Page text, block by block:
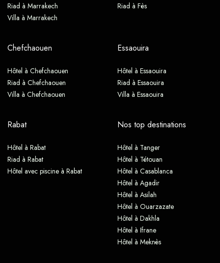
Riad à Marrakech
Villa à Marrakech
Riad à Fès
Chefchaouen
Hôtel à Chefchaouen
Riad à Chefchaouen
Villa à Chefchaouen
Essaouira
Hôtel à Essaouira
Riad à Essaouira
Villa à Essaouira
Rabat
Hôtel à Rabat
Riad à Rabat
Hôtel avec piscine à Rabat
Nos top destinations
Hôtel à Tanger
Hôtel à Tétouan
Hôtel à Casablanca
Hôtel à Agadir
Hôtel à Asilah
Hôtel à Ouarzazate
Hôtel à Dakhla
Hôtel à Ifrane
Hôtel à Meknès